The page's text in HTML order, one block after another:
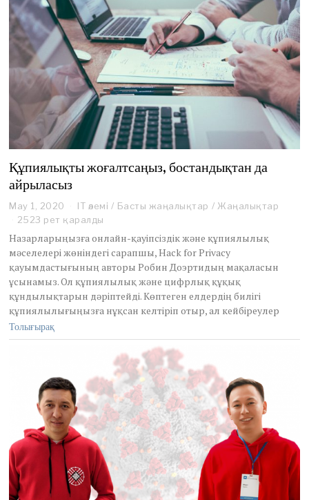
Құпиялықты жоғалтсаңыз, бостандықтан да
айрыласыз
May 1, 2020
a
1
,
2
0
2
0
IT әлемі / Басты жаңалықтар / Жаңалықтар
2523 рет қаралды
Назарларыңызға онлайн-қауіпсіздік және құпиялылық
мәселелері жөніндегі сарапшы, Hack for Privacy
қауымдастығының авторы Робин Доэртидың мақаласын
ұсынамыз. Ол құпиялылық және цифрлық құқық
құндылықтарын дәріптейді. Көптеген елдердің билігі
құпиялылығыңызға нұқсан келтіріп отыр, ал кейбіреулер
Толығырақ